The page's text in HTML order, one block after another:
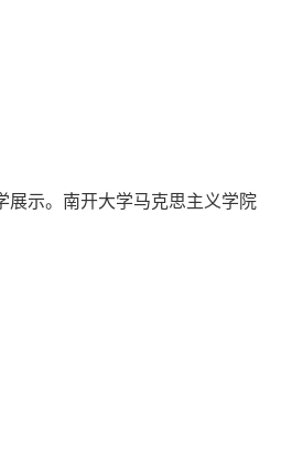
展示。南开大学马克思主义学院